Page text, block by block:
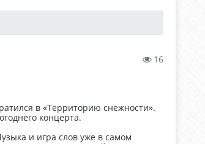
16
в «Территорию снежности».
концерта.
и игра слов уже в самом